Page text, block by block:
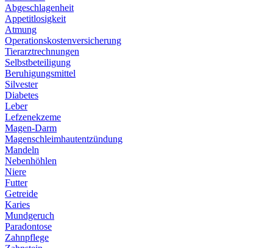
Abgeschlagenheit
Appetitlosigkeit
Atmung
Operationskostenversicherung
Tierarztrechnungen
Selbstbeteiligung
Beruhigungsmittel
Silvester
Diabetes
Leber
Lefzenekzeme
Magen-Darm
Magenschleimhautentzündung
Mandeln
Nebenhöhlen
Niere
Futter
Getreide
Karies
Mundgeruch
Paradontose
Zahnpflege